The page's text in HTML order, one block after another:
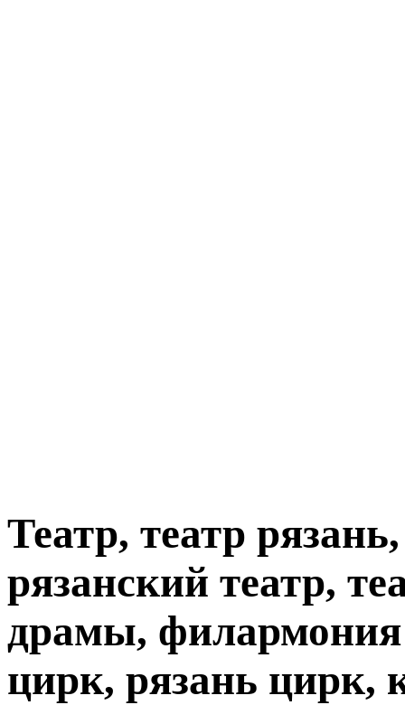
Театр, театр
рязанский театр,
драмы, филармония
цирк, рязань цирк,